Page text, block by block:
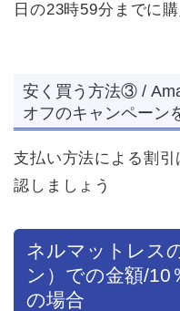
日の23時59分までに
安く買う方法③ /
オフのキャンペーン
支払い方法による割
認しましょう
ネルマットレス
ン）での金額/10
の場合